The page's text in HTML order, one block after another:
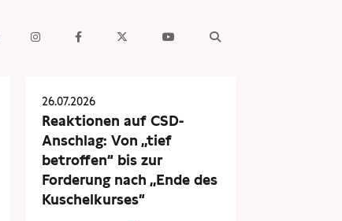
26.07.2026
Reaktionen auf CSD-
Anschlag: Von „tief
betroffen“ bis zur
Forderung nach „Ende des
Kuschelkurses“